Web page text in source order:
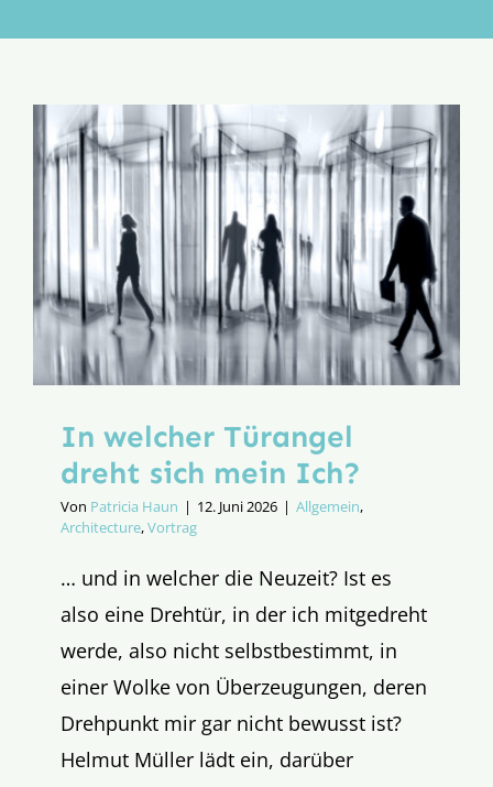
Aktion
In welcher Türangel
dreht sich mein Ich?
Von Patricia Haun | 12. Juni 2026 | Allgemein,
Architecture,Vortrag
… und in welcher die Neuzeit? Ist es
also eine Drehtür, in der ich mitgedreht
werde, also nicht selbstbestimmt, in
einer Wolke von Überzeugungen, deren
Drehpunkt mir gar nicht bewusst ist?
Helmut Müller lädt ein, darüber